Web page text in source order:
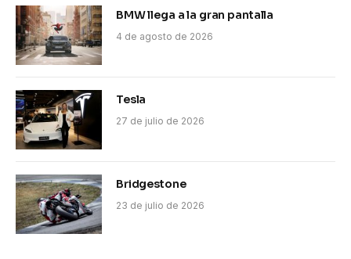
BMW llega a la gran pantalla
4 de agosto de 2026
Tesla
27 de julio de 2026
Bridgestone
23 de julio de 2026